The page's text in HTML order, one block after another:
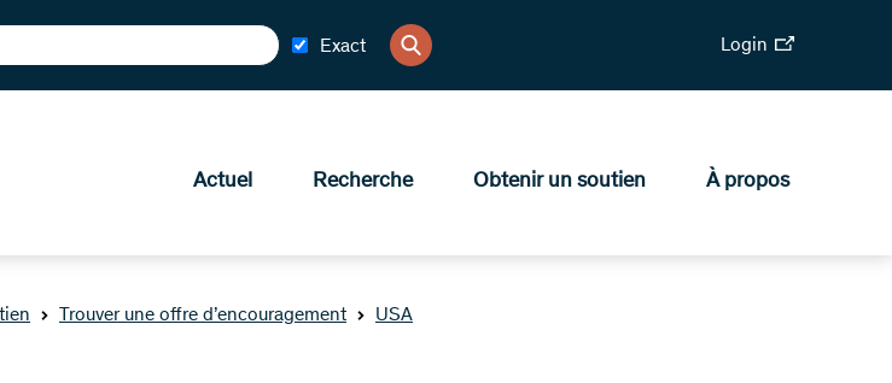
Exact Login
Actuel Recherche Obtenir un soutien À propos
Trouver une offre d’encouragement USA